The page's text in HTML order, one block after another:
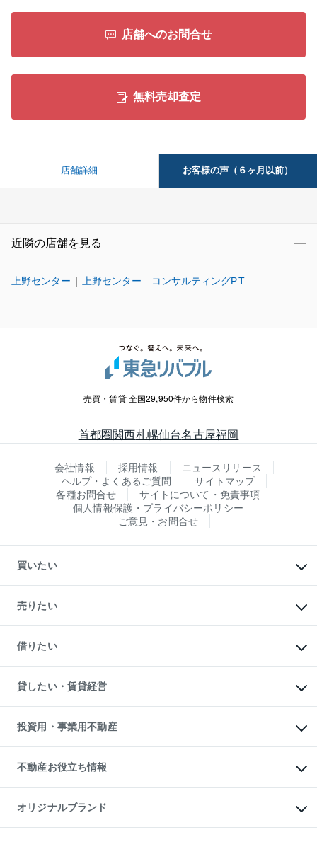
店舗へのお問合せ
無料売却査定
店舗詳細 お客様の声（６ヶ月以前）
近隣の店舗を見る
上野センター 上野センター コンサルティングP.T.
売買・賃貸 全国29,950件から物件検索
首都圏関西札幌仙台名古屋福岡
会社情報 採用情報
ニュースリリース
ヘルプ・よくあるご質問
サイトマップ
各種お問合せ
サイトについて・免責事項
個人情報保護・プライバシーポリシー
ご意見・お問合せ
買いたい
新築・分譲マンションの購入
中古マンションの購入
一戸建ての購入
中古一戸建ての購入
不動産購入の流れ
注目キーワード物件特集
購入ガイド
English 繁体中文簡体中文
売りたい
一戸建ての売却・査定
土地の売却・査定
スピードAI査定
不動産査定について
不動産売却の流れ
不動産買換えの流れ
売却ガイド
借りたい
オフィス・店舗の賃貸
借りるときの流れ
借りるガイド
貸したい・賃貸経営
マンション賃料データ
賃貸管理プラン
リロケーションについて
貸すガイド
投資用・事業用不動産
事業用不動産
マンション投資
投資用マンション
アパート経営
収益物件
不動産お役立ち情報
マンションライブラリー
人気マンションランキング
暮らしに役立つ不動産メディア
オリジナルブランド